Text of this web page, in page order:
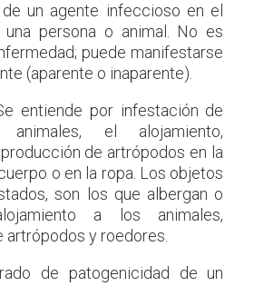
un agente infeccioso en el
una persona o animal. No es
puede manifestarse
(aparente o inaparente).
entiende por infestación de
el alojamiento,
de artrópodos en la
o en la ropa. Los objetos
son los que albergan o
a los animales,
y roedores.
de patogenicidad de un